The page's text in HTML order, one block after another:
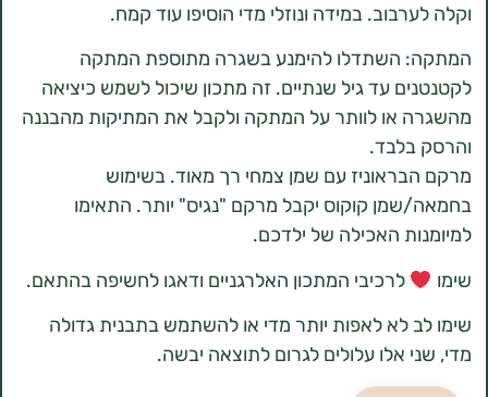
במידה ונוזלי מדי הוסיפו עוד קמח.
השתדלו להימנע בשגרה מתוספת המתקה
עד גיל שנתיים. זה מתכון שיכול לשמש כיציאה
או לוותר על המתקה ולקבל את המתיקות מהבננה
עם שמן צמחי רך מאוד. בשימוש
קוקוס יקבל מרקם "נגיס" יותר. התאימו
האכילה של ילדכם.
לרכיבי המתכון האלרגניים ודאגו לחשיפה בהתאם.
לא לאפות יותר מדי או להשתמש בתבנית גדולה
אלו עלולים לגרום לתוצאה יבשה.